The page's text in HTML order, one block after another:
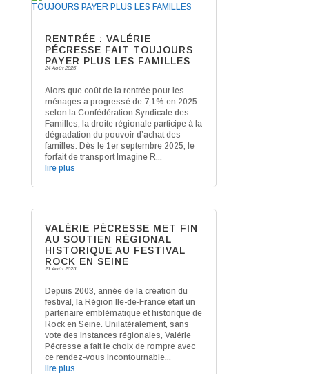
RENTRÉE : VALÉRIE
PÉCRESSE FAIT TOUJOURS
PAYER PLUS LES FAMILLES
24 Août 2025
Alors que coût de la rentrée pour les
ménages a progressé de 7,1% en 2025
selon la Confédération Syndicale des
Familles, la droite régionale participe à la
dégradation du pouvoir d’achat des
familles. Dès le 1er septembre 2025, le
forfait de transport Imagine R...
lire plus
VALÉRIE PÉCRESSE MET FIN
AU SOUTIEN RÉGIONAL
HISTORIQUE AU FESTIVAL
ROCK EN SEINE
21 Août 2025
Depuis 2003, année de la création du
festival, la Région Ile-de-France était un
partenaire emblématique et historique de
Rock en Seine. Unilatéralement, sans
vote des instances régionales, Valérie
Pécresse a fait le choix de rompre avec
ce rendez-vous incontournable...
lire plus